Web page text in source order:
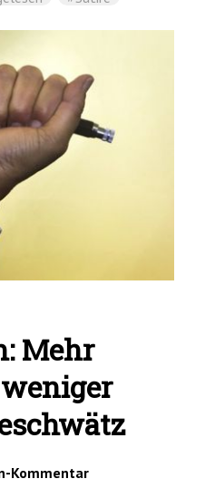
Mehr
Kommentar